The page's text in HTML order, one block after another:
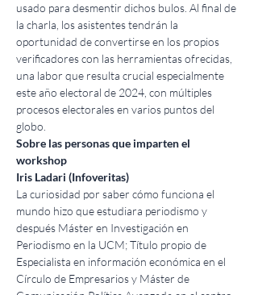
usado para desmentir dichos bulos. Al final de
la charla, los asistentes tendrán la
oportunidad de convertirse en los propios
verificadores con las herramientas ofrecidas,
una labor que resulta crucial especialmente
este año electoral de 2024, con múltiples
procesos electorales en varios puntos del
globo.
Sobre las personas que imparten el
workshop
Iris Ladari (Infoveritas)
La curiosidad por saber cómo funciona el
mundo hizo que estudiara periodismo y
después Máster en Investigación en
Periodismo en la UCM; Título propio de
Especialista en información económica en el
Círculo de Empresarios y Máster de